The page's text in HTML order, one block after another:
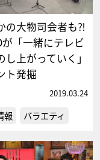
の大物司会者も⁈
「一緒にテレビ
し上がっていく」
ト発掘
2019.03.24
報 バラエティ